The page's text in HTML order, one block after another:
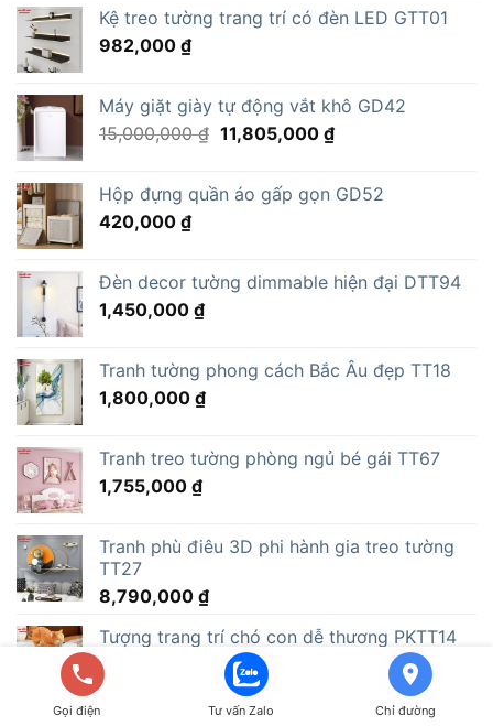
Kệ treo tường trang trí có đèn LED GTT01
982,000 ₫
Máy giặt giày tự động vắt khô GD42
15,000,000₫ Giá
15,000,000 ₫.
11,805,000 ₫Giá
là:
Hộp đựng quần áo gấp gọn GD52
420,000 ₫
Đèn decor tường dimmable hiện đại DTT94
1,450,000 ₫
Tranh tường phong cách Bắc Âu đẹp TT18
1,800,000 ₫
Tranh treo tường phòng ngủ bé gái TT67
1,755,000 ₫
Tranh phù điêu 3D phi hành gia treo tường
TT27
8,790,000 ₫
Tượng trang trí chó con dễ thương PKTT14
829,000
Gọi điện Tư vấn Zalo Chỉ đường